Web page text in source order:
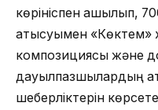
көрініспен ашылып,
қатысуымен «Көктем»
композициясы және
дауылпазшылардың
шеберліктерін